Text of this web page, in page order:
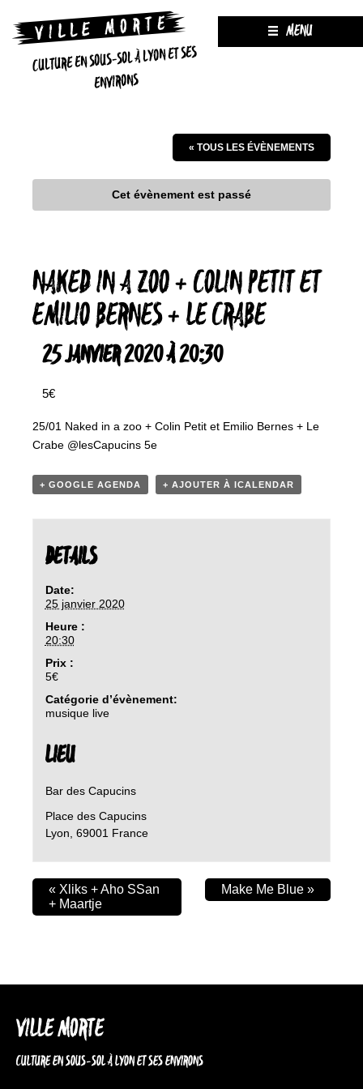
CULTURE EN SOUS-SOL À LYON ET SES
ENVIRONS
MENU
« TOUS LES ÉVÈNEMENTS
Cet évènement est passé
NAKED IN A ZOO + COLIN PETIT ET
EMILIO BERNES + LE CRABE
25 JANVIER 2020 À 20:30
5€
25/01 Naked in a zoo + Colin Petit et Emilio Bernes + Le
Crabe @lesCapucins 5e
+ GOOGLE AGENDA + AJOUTER À ICALENDAR
DETAILS
Date:
25 janvier 2020
Heure :
20:30
Prix :
5€
Catégorie d’évènement:
musique live
LIEU
Bar des Capucins
Place des Capucins
Lyon 69001 France
« Xliks + Aho SSan
+ Maartje
Make Me Blue »
VILLE MORTE
CULTURE EN SOUS-SOL À LYON ET SES ENVIRONS